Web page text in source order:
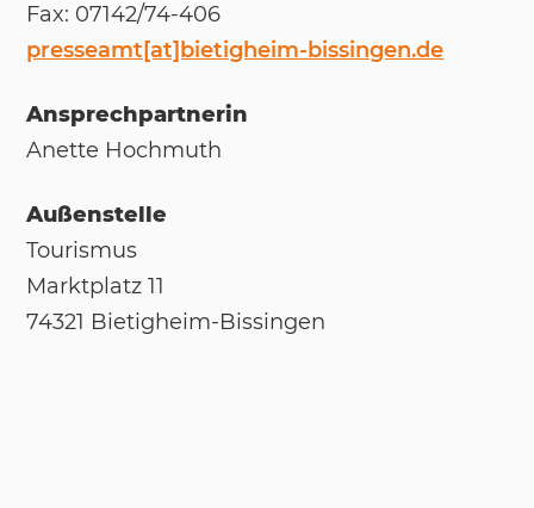
Fax: 07142/​74-406
presseamt[at]bietigheim-bissingen.de
Ansprechpartnerin
Anet­te Hoch­muth
Außenstelle
Tou­ris­mus
Markt­platz 11
74321 Bie­tig­heim-Bis­sin­gen